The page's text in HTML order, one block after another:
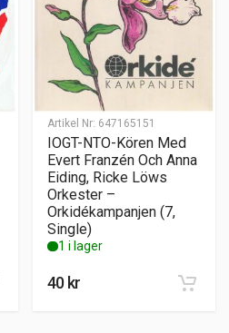
Artikel Nr: 647165151
IOGT-NTO-Kören Med
Evert Franzén Och Anna
Eiding, Ricke Löws
Orkester –
Orkidékampanjen (7,
Single)
1 i lager
40 kr